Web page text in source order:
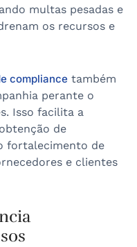
multas pesadas e
os recursos e
compliance também
perante o
Isso facilita a
de
fortalecimento de
e clientes